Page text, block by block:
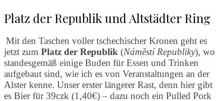
Platz der Republik und Altstädter Ring
Mit den Taschen voller tschechischer Kronen geht es
jetzt zum Platz der Republik (Náměstí Republiky), wo
standesgemäß einige Buden für Essen und Trinken
aufgebaut sind, wie ich es von Veranstaltungen an der
Alster kenne. Unser erster längerer Rast, denn hier gibt
es Bier für 39czk (1,40€) – dazu noch ein Pulled Pork